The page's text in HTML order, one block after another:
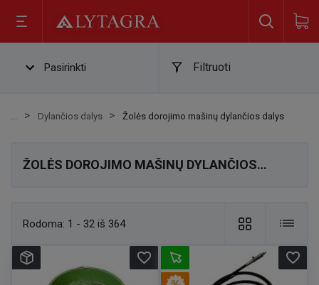
Pasirinkti Filtruoti
Dylančios dalys Žolės dorojimo mašinų dylančios dalys
ŽOLĖS DOROJIMO MAŠINŲ DYLANČIOS
Rodoma: 1 - 32 iš 364
favorite_border favorite_border